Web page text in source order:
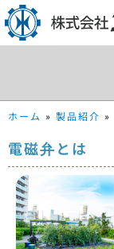
ホーム » 製品紹介 »
電磁弁とは